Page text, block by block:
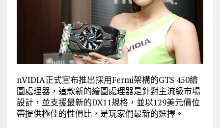
nVIDIA正式宣布推出採用Fermi架構的GTS 450繪
圖處理器，這款新的繪圖處理器是針對主流級市場
設計，並支援最新的DX11規格，並以129美元價位
帶提供極佳的性價比，是玩家們最新的選擇。